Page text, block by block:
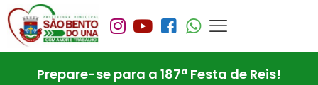
Prepare-se para a 187ª Festa de Reis!